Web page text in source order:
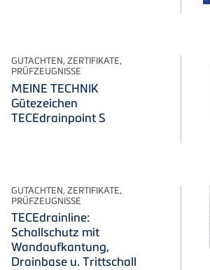
GUTACHTEN, ZERTIFIKATE,
PRÜFZEUGNISSE
MEINE TECHNIK
Gütezeichen
TECEdrainpoint S
GUTACHTEN, ZERTIFIKATE,
PRÜFZEUGNISSE
TECEdrainline:
Schallschutz mit
Wandaufkantung,
Drainbase u. Trittschall